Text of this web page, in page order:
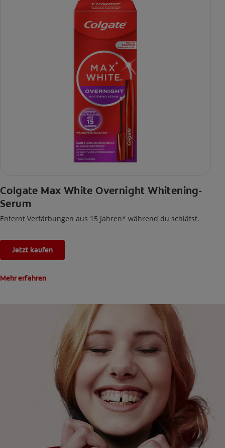
Colgate Max White Overnight Whitening-
Serum
Enfernt Verfärbungen aus 15 Jahren* während du schläfst.
Jetzt kaufen
Mehr erfahren